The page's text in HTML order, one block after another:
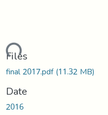
Files
final 2017.pdf(11.32 MB)
Date
2016